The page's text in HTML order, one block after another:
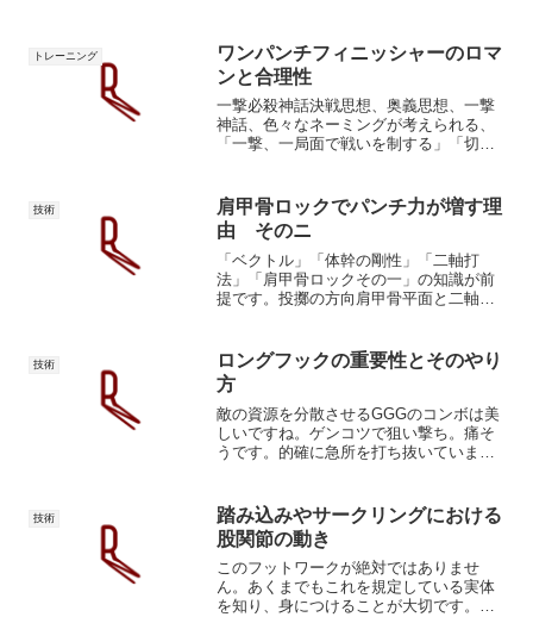
り得る最適解の一つなのでしょう。隠れ
る隠れる≒ヘッ...
トレーニング
ワンパンチフィニッシャーのロマ
ンと合理性
一撃必殺神話決戦思想、奥義思想、一撃
神話、色々なネーミングが考えられる、
「一撃、一局面で戦いを制する」「切腹
ます。「踵を上げる」「膝を曲げる」み
たいな「秘技」信仰の大枠...
技術
肩甲骨ロックでパンチ力が増す理
由 そのニ
「ベクトル」「体幹の剛性」「二軸打
法」「肩甲骨ロックその一」の知識が前
提です。投擲の方向肩甲骨平面と二軸打
軸、を両立した場合のパンチの軌道は下
のクロフォードのようになりま...
技術
ロングフックの重要性とそのやり
方
敵の資源を分散させるGGGのコンボは美
しいですね。ゲンコツで狙い撃ち。痛そ
うです。的確に急所を打ち抜いていま
備をし、現場でも必死に守っているはず
です。しかし高確率で急...
技術
踏み込みやサークリングにおける
股関節の動き
このフットワークが絶対ではありませ
ん。あくまでもこれを規定している実体
を知り、身につけることが大切です。す